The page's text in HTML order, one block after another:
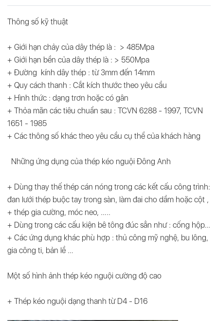
Thông số kỹ thuật
+ Giới hạn chảy của dây thép là : > 485Mpa
+ Giới hạn bền của dây thép là : > 550Mpa
+ Đường kính dây thép : từ 3mm đến 14mm
+ Quy cách thanh : Cắt kích thước theo yêu cầu
+ Hình thức : dạng trơn hoặc có gân
+ Thỏa mãn các tiêu chuẩn sau : TCVN 6288 - 1997, TCVN
1651 - 1985
+ Các thông số khác theo yêu cầu cụ thể của khách hàng
Những ứng dụng của thép kéo nguội Đông Anh
+ Dùng thay thế thép cán nóng trong các kết cấu công trình:
đan lưới thép buộc tay trong sàn, làm đai cho dầm hoặc cột ,
+ thép gia cường, móc neo, …..
+ Dùng trong các cấu kiện bê tông đúc sẳn như : cống hộp...
+ Các ứng dụng khác phù hợp : thủ công mỹ nghệ, bu lông,
gia công ti, bản lề …
Một số hình ảnh thép kéo nguội cường độ cao
+ Thép kéo nguội dạng thanh từ D4 - D16